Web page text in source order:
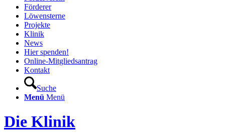
Förderer
Löwensterne
Projekte
Klinik
News
Hier spenden!
Online-Mitgliedsantrag
Kontakt
Suche
Menü Menü
Die Klinik